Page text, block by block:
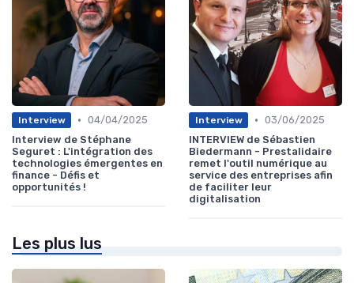
Interview • 04/04/2025
Interview de Stéphane
Seguret : L'intégration des
technologies émergentes en
finance - Défis et
opportunités !
Interview • 03/06/2025
INTERVIEW de Sébastien
Biedermann - Prestalidaire
remet l'outil numérique au
service des entreprises afin
de faciliter leur
digitalisation
Les plus lus